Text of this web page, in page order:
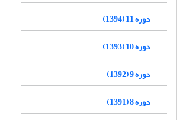
دوره 11 (1394)
دوره 10 (1393)
دوره 9 (1392)
دوره 8 (1391)